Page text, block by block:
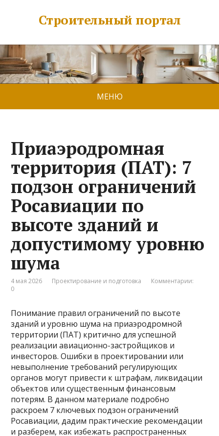
Строительный портал
МЕНЮ
Приаэродромная
территория (ПАТ): 7
подзон ограничений
Росавиации по
высоте зданий и
допустимому уровню
шума
4 мая 2026 Проектирование и подготовка
Комментарии:
0
Понимание правил ограничений по высоте
зданий и уровню шума на приаэродромной
территории (ПАТ) критично для успешной
реализации авиационно-застройщиков и
инвесторов. Ошибки в проектировании или
невыполнение требований регулирующих
органов могут привести к штрафам, ликвидации
объектов или существенным финансовым
потерям. В данном материале подробно
раскроем 7 ключевых подзон ограничений
Росавиации, дадим практические рекомендации
и разберем, как избежать распространенных